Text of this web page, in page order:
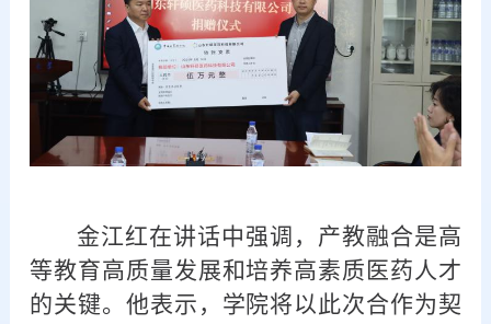
金江红在讲话中强调，产教融合是高
等教育高质量发展和培养高素质医药人才
的关键。他表示，学院将以此次合作为契